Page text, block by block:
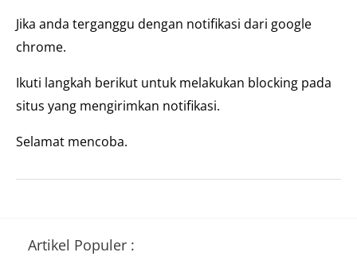
Jika anda terganggu dengan notifikasi dari google
chrome.
Ikuti langkah berikut untuk melakukan blocking pada
situs yang mengirimkan notifikasi.
Selamat mencoba.
Artikel Populer :